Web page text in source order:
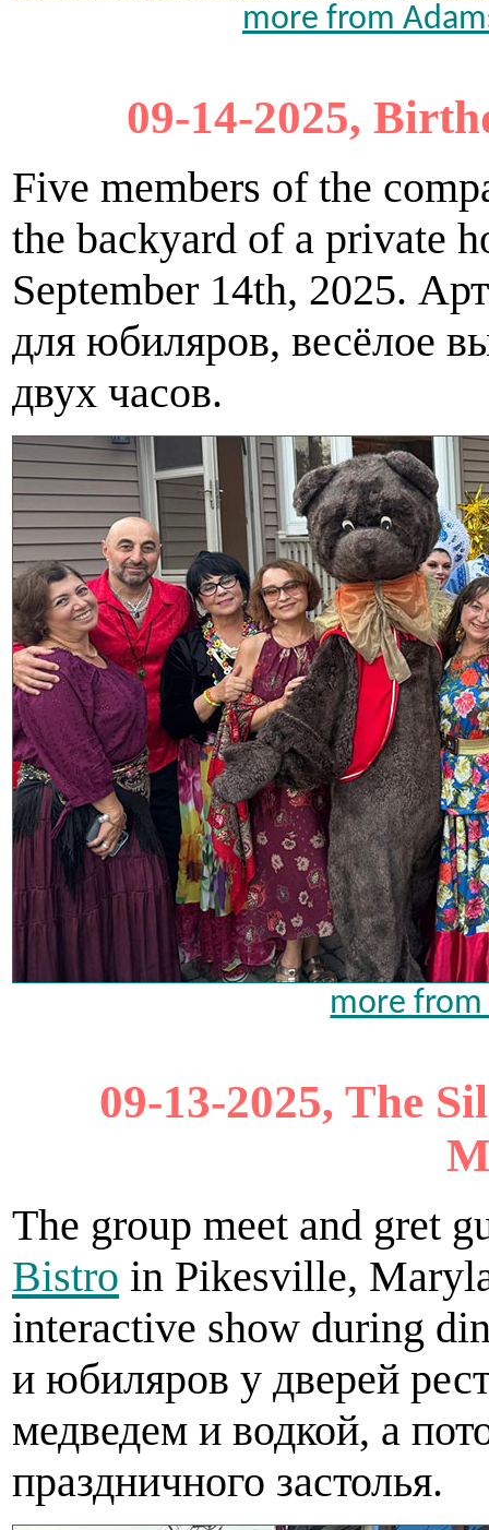
more from
09-14-2025,
Five members of the
the backyard of a private
September 14th, 2025.
для юбиляров, весёлое
двух часов.
more from
09-13-2025, The
The group meet and gret
Bistro in Pikesville,
interactive show during
и юбиляров у дверей
медведем и водкой, а
праздничного застолья.